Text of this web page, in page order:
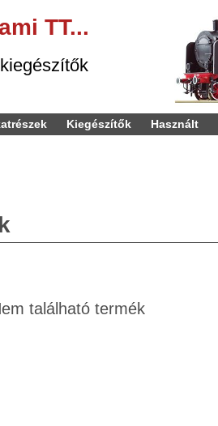
TT...
Kiegészítők Használt
található termék